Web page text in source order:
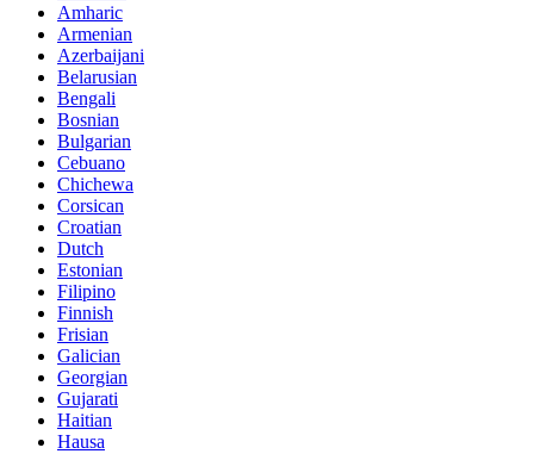
Amharic
Armenian
Azerbaijani
Belarusian
Bengali
Bosnian
Bulgarian
Cebuano
Chichewa
Corsican
Croatian
Dutch
Estonian
Filipino
Finnish
Frisian
Galician
Georgian
Gujarati
Haitian
Hausa